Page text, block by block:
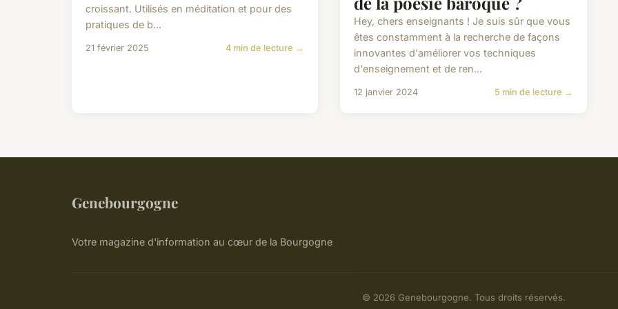
croissant. Utilisés en méditation et pour des
pratiques de b...
21 février 2025 4 min de lecture →
Hey, chers enseignants ! Je suis sûr que vous
êtes constamment à la recherche de façons
innovantes d'améliorer vos techniques
d'enseignement et de ren...
12 janvier 2024 5 min de lecture →
Genebourgogne
Votre magazine d'information au cœur de la Bourgogne
© 2026 Genebourgogne. Tous droits réservés.